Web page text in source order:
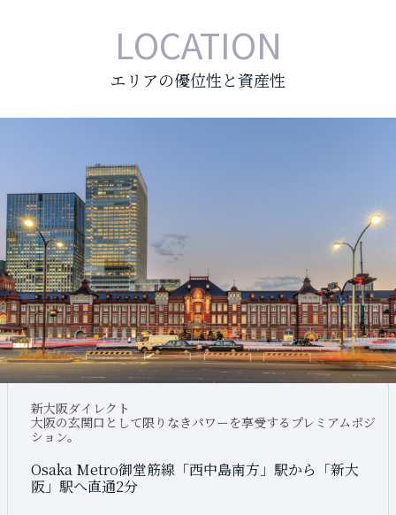
LOCATION
エリアの優位性と資産性
5min
大阪・梅田ダイレクト
大都市梅田につながるレールアクセス。
Osaka Metro御堂筋線「西中島南方」駅から
新大阪ダイレクト
大阪の玄関口として限りなきパワーを享受するプレミアムポジ
ション。
Osaka Metro御堂筋線「西中島南方」駅から「新大
阪」駅へ直通2分
新大阪ダイレクト
大阪の玄関口として限りなきパワーを享受するプレミアムポジ
ション。
Osaka Metro御堂筋線「西中島南方」駅から「新大
阪」駅へ直通2分
新大阪ダイレクト
大阪の玄関口として限りなきパワーを享受するプレミアムポジ
ション。
Osaka Metro御堂筋線「西中島南方」駅から「新大
阪」駅へ直通2分
新大阪ダイレクト
大阪の玄関口として限りなきパワーを享受するプレミアムポジ
ション。
Osaka Metro御堂筋線「西中島南方」駅から「新大
阪」駅へ直通2分